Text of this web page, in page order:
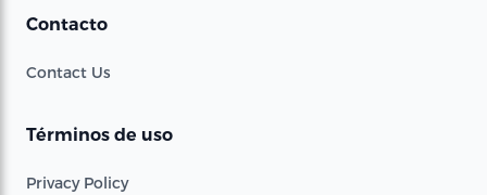
Contacto
Contact Us
Términos de uso
Privacy Policy